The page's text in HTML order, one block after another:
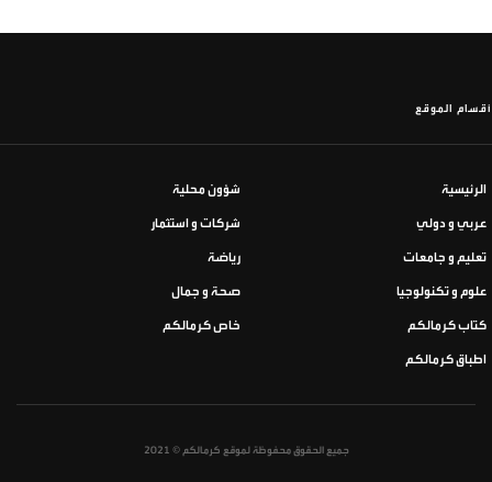
أقسام الموقع
الرئيسية شؤون محلية
عربي و دولي شركات و استثمار
تعليم و جامعات رياضة
علوم و تكنولوجيا صحة و جمال
كتاب كرمالكم خاص كرمالكم
اطباق كرمالكم
جميع الحقوق محفوظة لموقع كرمالكم © 2021